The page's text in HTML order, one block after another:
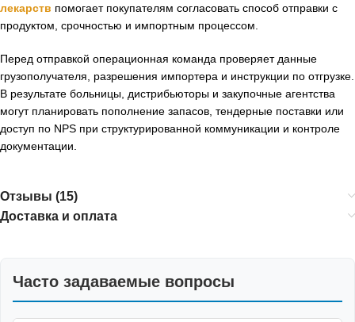
лекарств помогает покупателям согласовать способ отправки с
продуктом, срочностью и импортным процессом.
Перед отправкой операционная команда проверяет данные
грузополучателя, разрешения импортера и инструкции по отгрузке.
В результате больницы, дистрибьюторы и закупочные агентства
могут планировать пополнение запасов, тендерные поставки или
доступ по NPS при структурированной коммуникации и контроле
документации.
Отзывы (15)
Доставка и оплата
Часто задаваемые вопросы